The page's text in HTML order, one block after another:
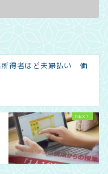
所得者ほど夫婦払い 価